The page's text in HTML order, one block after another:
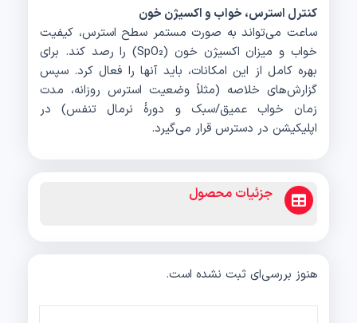
کنترل استرس، خواب و اکسیژن خون
ساعت می‌تواند به صورت مستمر سطح استرس، کیفیت
خواب و میزان اکسیژن خون (SpO₂) را رصد کند. برای
بهره کامل از این امکانات، باید آنها را فعال کرد. سپس
گزارش‌های خلاصه (مثلاً وضعیت استرس روزانه، مدت
زمان خواب عمیق/سبک و دورهٔ نرمال تنفس) در
اپلیکیشن در دسترس قرار می‌گیرد.
جزئیات محصول
هنوز بررسی‌ای ثبت نشده است.